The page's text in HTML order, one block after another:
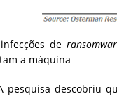
infecções de
a máquina
pesquisa descobriu